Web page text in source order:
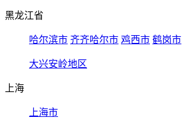
黑龙江省
哈尔滨市 齐齐哈尔市 鸡西市 鹤岗市
大兴安岭地区
上海
上海市